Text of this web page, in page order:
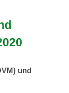
und